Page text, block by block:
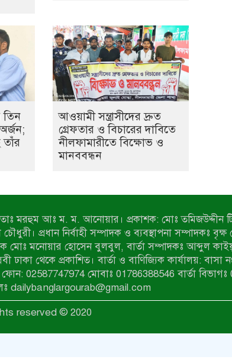
তিন
তাঁর
আওয়ামী সন্ত্রাসীদের দ্রুত
গ্রেফতার ও বিচারের দাবিতে
নীলফামারীতে বিক্ষোভ ও
মানববন্ধন
মরহুম আঃ ম. ম. আনোয়ার। প্রকাশক: মোঃ তমিজউদ্দীন
প্রধান নির্বাহী সম্পাদক ও ব্যবস্থাপনা সম্পাদকঃ
মোঃ মনোয়ার হোসেন বুলবুল, বার্তা সম্পাদকঃ আব্দুল
ঢাকা থেকে প্রকাশিত। বার্তা ও বাণিজ্যিক কার্যালয়:
ফোন: 02587747974 মোবাঃ 01786388546 বার্তা বিভাগঃ
dailybanglargourab@gmail.com
reserved © 2020